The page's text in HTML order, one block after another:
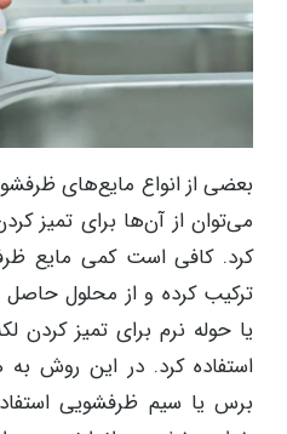
بعضی از انواع مایع‌های
می‌توان از آن‌ها برای تمیز
کرد. کافی است کمی مایع
ترکیب کرده و از محلول
یا حوله نرم برای تمیز کردن
استفاده کرد. در این روش به
برس یا سیم ظرفشویی